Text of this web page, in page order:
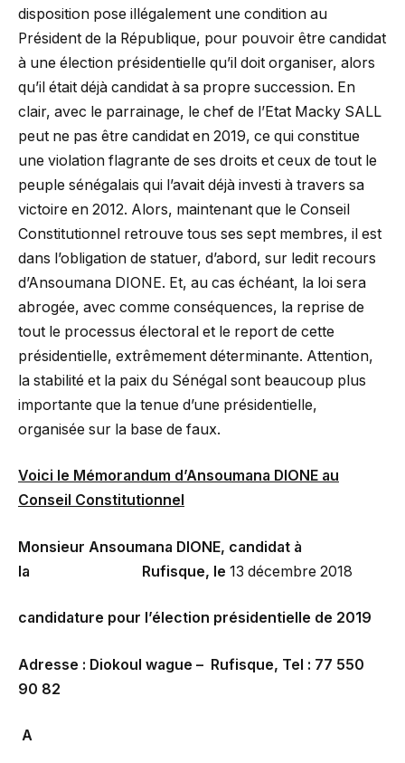
disposition pose illégalement une condition au
Président de la République, pour pouvoir être candidat
à une élection présidentielle qu’il doit organiser, alors
qu’il était déjà candidat à sa propre succession. En
clair, avec le parrainage, le chef de l’Etat Macky SALL
peut ne pas être candidat en 2019, ce qui constitue
une violation flagrante de ses droits et ceux de tout le
peuple sénégalais qui l’avait déjà investi à travers sa
victoire en 2012. Alors, maintenant que le Conseil
Constitutionnel retrouve tous ses sept membres, il est
dans l’obligation de statuer, d’abord, sur ledit recours
d’Ansoumana DIONE. Et, au cas échéant, la loi sera
abrogée, avec comme conséquences, la reprise de
tout le processus électoral et le report de cette
présidentielle, extrêmement déterminante. Attention,
la stabilité et la paix du Sénégal sont beaucoup plus
importante que la tenue d’une présidentielle,
organisée sur la base de faux.
Voici le Mémorandum d’Ansoumana DIONE au
Conseil Constitutionnel
Monsieur Ansoumana DIONE, candidat à
la Rufisque, le 13 décembre 2018
candidature pour l’élection présidentielle de 2019
Adresse : Diokoul wague – Rufisque, Tel : 77 550
90 82
A